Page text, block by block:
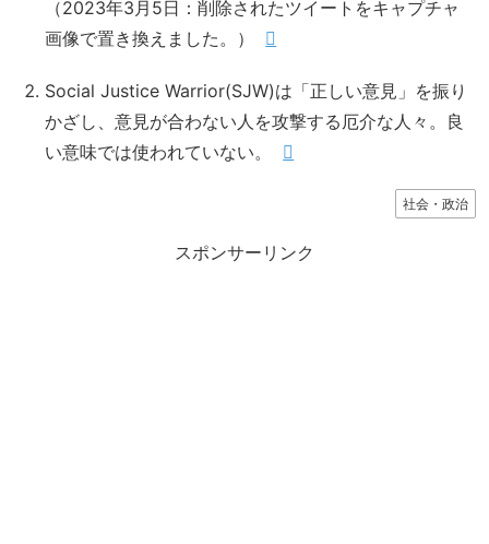
（2023年3月5日：削除されたツイートをキャプチャ
画像で置き換えました。）
Social Justice Warrior(SJW)は「正しい意見」を振り
かざし、意見が合わない人を攻撃する厄介な人々。良
い意味では使われていない。
社会・政治
スポンサーリンク